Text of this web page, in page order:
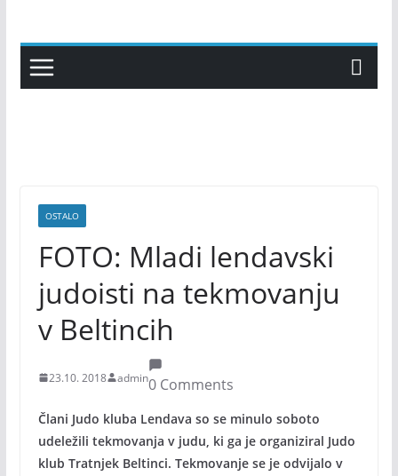
content
OSTALO
FOTO: Mladi lendavski
judoisti na tekmovanju
v Beltincih
23.10. 2018 admin0 Comments
Člani Judo kluba Lendava so se minulo soboto
udeležili tekmovanja v judu, ki ga je organiziral Judo
klub Tratnjek Beltinci. Tekmovanje se je odvijalo v